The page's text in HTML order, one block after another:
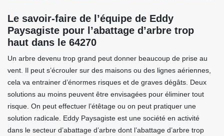
Le savoir-faire de l’équipe de Eddy
Paysagiste pour l’abattage d’arbre trop
haut dans le 64270
Un arbre devenu trop grand peut donner beaucoup de prise au
vent. Il peut s’écrouler sur des maisons ou des lignes aériennes,
cela va entrainer d’énormes risques et de graves dégâts. Deux
solutions au moins peuvent être envisagées pour éliminer tout
risque. On peut effectuer l’étêtage ou on peut pratiquer une
solution radicale. Eddy Paysagiste est une société en activité
dans le secteur d’abattage d’arbre dont l’abattage d’arbre trop